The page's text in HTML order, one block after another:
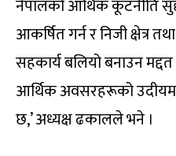
नेपालको आर्थिक कूटनीति
आकर्षित गर्न र निजी क्षेत्र
सहकार्य बलियो बनाउन
आर्थिक अवसरहरूको
छ,’ अध्यक्ष ढकालले भने ।